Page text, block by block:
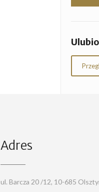
Adres
ul. Barcza 20 /12, 10-685